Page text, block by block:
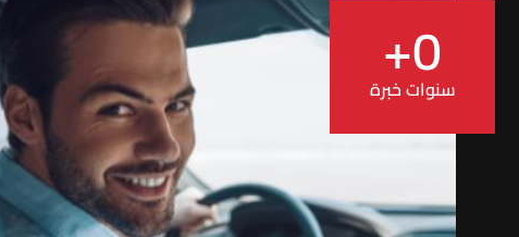
0
+
سنوات خبرة